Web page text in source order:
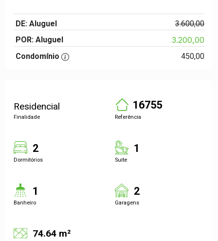
DE: Aluguel
3.600,00
POR: Aluguel
3.200,00
Condomínio 450,00
Residencial
Finalidade
16755
Referência
2
Dormitórios
1
Suite
1
Banheiro
2
Garagens
74.64 m²